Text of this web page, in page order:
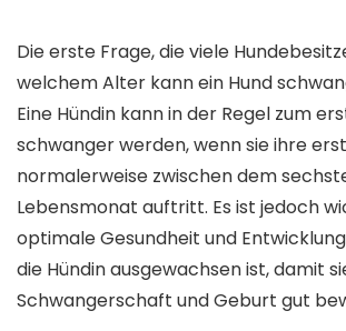
Die erste Frage, die viele
welchem Alter kann ein Hund
Eine Hündin kann in der Regel zum
schwanger werden, wenn sie ihre
normalerweise zwischen dem
Lebensmonat auftritt. Es ist jedoch
optimale Gesundheit und
die Hündin ausgewachsen ist, damit
Schwangerschaft und Geburt gut